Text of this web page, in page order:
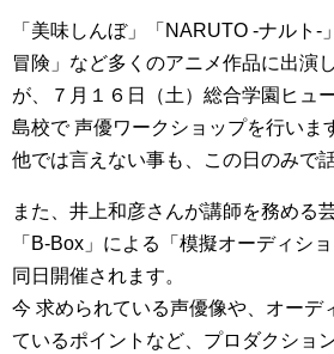
「美味しんぼ」「NARUTO -ナルト-
冒険」など多くのアニメ作品に出演
が、７月１６日（土）総合学園ヒ
島校で 声優ワークショップを行いま
他では言えない事も、この日のみで
また、井上和彦さんが講師を務める
「B-Box」による「模擬オーディシ
同日開催されます。
今 求められている声優像や、オーデ
ているポイントなど、プロダクショ